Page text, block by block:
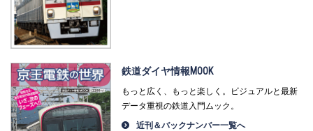
鉄道ダイヤ情報MOOK
もっと広く、もっと楽しく。ビジュアルと最新
データ重視の鉄道入門ムック。
近刊＆バックナンバー一覧へ